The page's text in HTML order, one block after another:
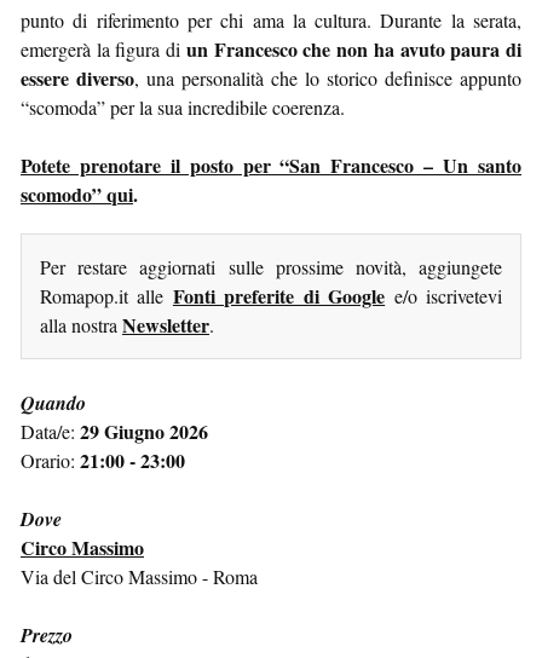
punto di riferimento per chi ama la cultura. Durante la serata,
emergerà la figura di un Francesco che non ha avuto paura di
essere diverso, una personalità che lo storico definisce appunto
“scomoda” per la sua incredibile coerenza.
Potete prenotare il posto per “San Francesco – Un santo
scomodo” qui.
Per restare aggiornati sulle prossime novità, aggiungete
Romapop.it alle Fonti preferite di Google e/o iscrivetevi
alla nostra Newsletter.
Quando
Data/e: 29 Giugno 2026
Orario: 21:00 - 23:00
Dove
Circo Massimo
Via del Circo Massimo - Roma
Prezzo